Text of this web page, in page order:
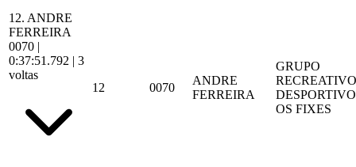
12. ANDRE
FERREIRA
0070 |
0:37:51.792 | 3
voltas
12
0070
ANDRE
FERREIRA
GRUPO
DESPORTIVO
OS FIXES